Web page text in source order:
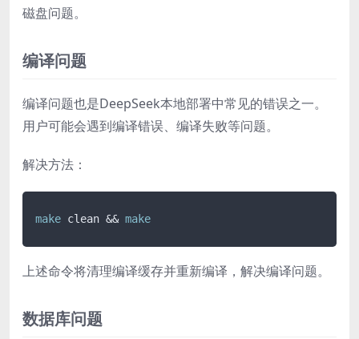
磁盘问题。
编译问题
编译问题也是DeepSeek本地部署中常见的错误之一。
用户可能会遇到编译错误、编译失败等问题。
解决方法：
make clean && make
上述命令将清理编译缓存并重新编译，解决编译问题。
数据库问题